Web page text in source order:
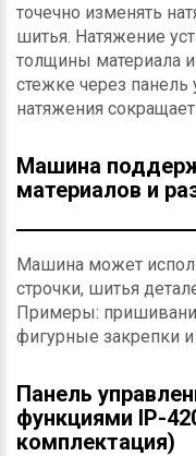
точечно изменять
шитья. Натяжение
толщины материала
стежке через
натяжения
Машина
материалов и
Машина может
строчки, шитья
Примеры:
фигурные закрепки
Панель
функциями IP-
комплектация)